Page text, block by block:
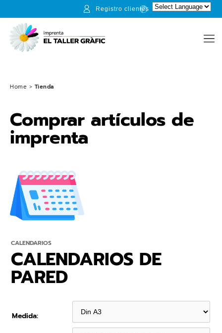
Registro clientes
Home > Tienda
Comprar artículos de
imprenta
CALENDARIOS
CALENDARIOS DE
PARED
Medida: